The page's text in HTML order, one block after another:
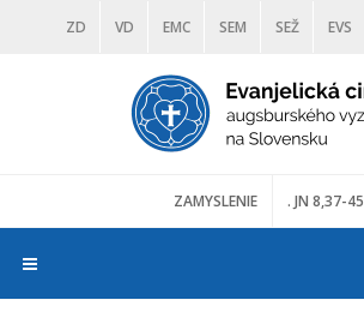
ZD VD EMC SEM SEŽ EVS
DIAKONIA ŠKOLY TRANOSCIUS
ZAMYSLENIE . JN 8,37-45